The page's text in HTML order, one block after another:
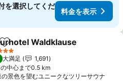
を選択してくだ
料金を表示
お気に入りに追加
Waldklause
ルのランク
大満足
1,691
中心まで0.5 km
の景色を望むユニークなツリーサウナ